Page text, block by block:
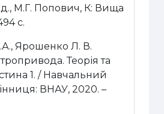
М.Г. Попович, К: Вища
с.
Ярошенко Л. В.
Теорія та
1. / Навчальний
ВНАУ, 2020. –